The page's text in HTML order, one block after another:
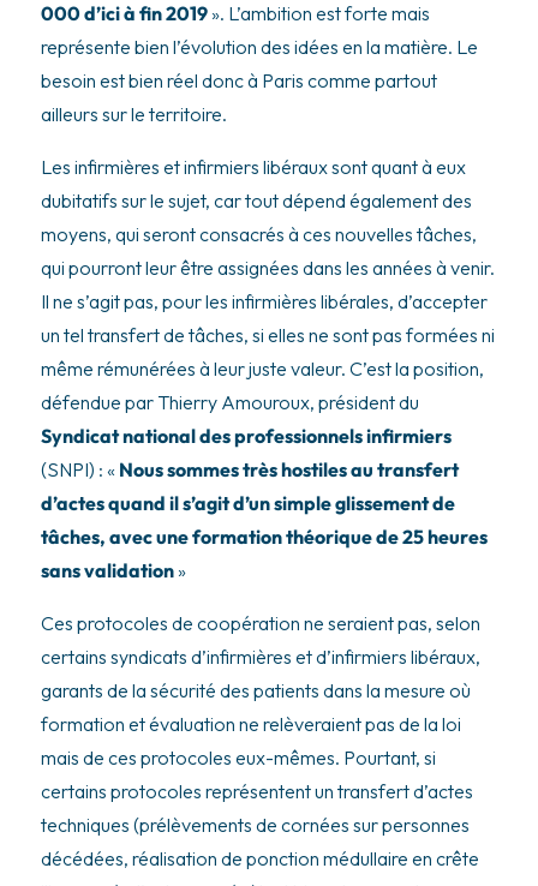
000 d’ici à fin 2019 ». L’ambition est forte mais
représente bien l’évolution des idées en la matière. Le
besoin est bien réel donc à Paris comme partout
ailleurs sur le territoire.
Les infirmières et infirmiers libéraux sont quant à eux
dubitatifs sur le sujet, car tout dépend également des
moyens, qui seront consacrés à ces nouvelles tâches,
qui pourront leur être assignées dans les années à venir.
Il ne s’agit pas, pour les infirmières libérales, d’accepter
un tel transfert de tâches, si elles ne sont pas formées ni
même rémunérées à leur juste valeur. C’est la position,
défendue par Thierry Amouroux, président du
Syndicat national des professionnels infirmiers
(SNPI) : « Nous sommes très hostiles au transfert
d’actes quand il s’agit d’un simple glissement de
tâches, avec une formation théorique de 25 heures
sans validation»
Ces protocoles de coopération ne seraient pas, selon
certains syndicats d’infirmières et d’infirmiers libéraux,
garants de la sécurité des patients dans la mesure où
formation et évaluation ne relèveraient pas de la loi
mais de ces protocoles eux-mêmes. Pourtant, si
certains protocoles représentent un transfert d’actes
techniques (prélèvements de cornées sur personnes
décédées, réalisation de ponction médullaire en crête